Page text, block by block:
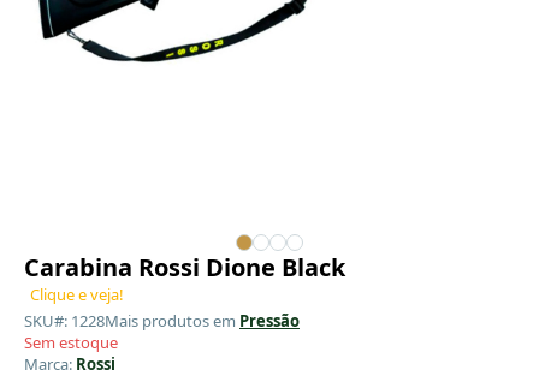
Carabina Rossi Dione Black
Clique e veja!
SKU#: 1228Mais produtos em Pressão
Sem estoque
Marca: Rossi